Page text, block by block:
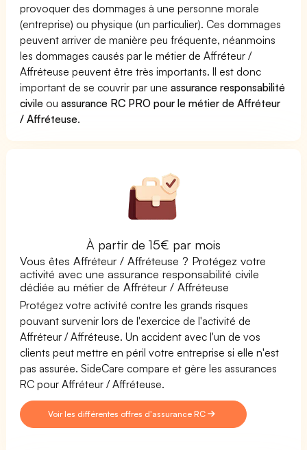
provoquer des dommages à une personne morale
(entreprise) ou physique (un particulier). Ces dommages
peuvent arriver de manière peu fréquente, néanmoins
les dommages causés par le métier de Affréteur /
Affréteuse peuvent être très importants. Il est donc
important de se couvrir par uneassurance responsabilité
civile ouassurance RC PRO pour le métier de Affréteur
/ Affréteuse.
À partir de 15€ par mois
Vous êtes Affréteur / Affréteuse ? Protégez votre
activité avec une assurance responsabilité civile
dédiée au métier de Affréteur / Affréteuse
Protégez votre activité contre les grands risques
pouvant survenir lors de l'exercice de l'activité de
Affréteur / Affréteuse. Un accident avec l'un de vos
clients peut mettre en péril votre entreprise si elle n'est
pas assurée. SideCare compare et gère les assurances
RC pour Affréteur / Affréteuse.
Voir les différentes offres d'assurance RC